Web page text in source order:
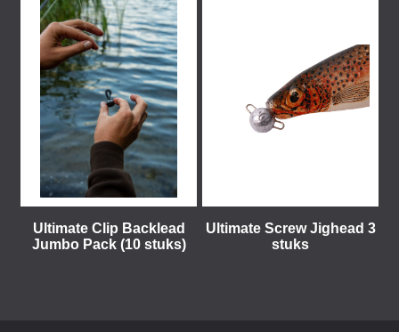
Ultimate Clip Backlead
Jumbo Pack (10 stuks)
Ultimate Screw Jighead 3
stuks